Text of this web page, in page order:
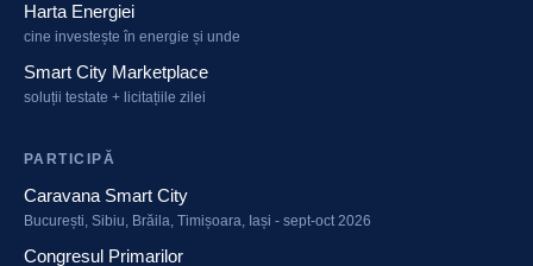
Harta Energiei
cine investește în energie și unde
Smart City Marketplace
soluții testate + licitațiile zilei
PARTICIPĂ
Caravana Smart City
București, Sibiu, Brăila, Timișoara, Iași - sept-oct 2026
Congresul Primarilor